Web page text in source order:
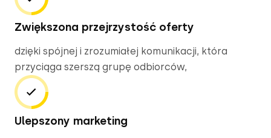
Zwiększona przejrzystość oferty
dzięki spójnej i zrozumiałej komunikacji, która
przyciąga szerszą grupę odbiorców,
Ulepszony marketing